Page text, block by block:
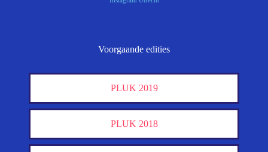
Voorgaande edities
PLUK 2019
PLUK 2018